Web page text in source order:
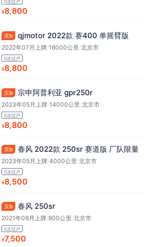
0次过户
¥8,800
京b qjmotor 2022款 赛400 单摇臂版
2022年07月上牌/16000公里 /北京市
0次过户
¥8,800
京b 宗申阿普利亚 gpr250r
2023年05月上牌/14000公里 /北京市
0次过户
¥8,800
京b 春风 2022款 250sr 赛道版 厂队限量
2023年05月上牌/4000公里/北京市
0次过户
¥8,500
京b 春风 250sr
2021年09月上牌/800公里/北京市
0次过户
¥7,500